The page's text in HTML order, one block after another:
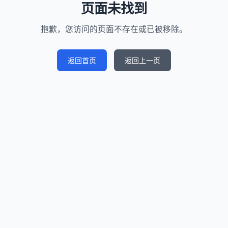
页面未找到
抱歉，您访问的页面不存在或已被移除。
返回首页 返回上一页